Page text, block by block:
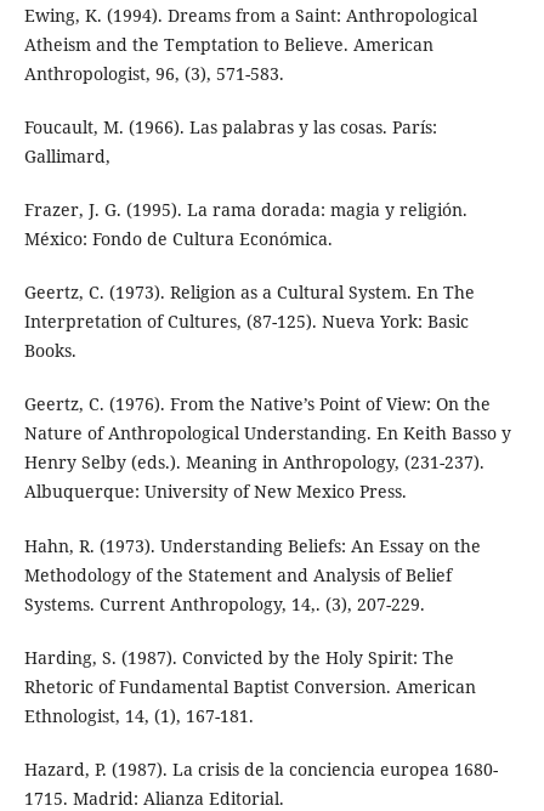
Ewing, K. (1994). Dreams from a Saint: Anthropological
Atheism and the Temptation to Believe. American
Anthropologist, 96, (3), 571-583.
Foucault, M. (1966). Las palabras y las cosas. París:
Gallimard,
Frazer, J. G. (1995). La rama dorada: magia y religión.
México: Fondo de Cultura Económica.
Geertz, C. (1973). Religion as a Cultural System. En The
Interpretation of Cultures, (87-125). Nueva York: Basic
Books.
Geertz, C. (1976). From the Native’s Point of View: On the
Nature of Anthropological Understanding. En Keith Basso y
Henry Selby (eds.). Meaning in Anthropology, (231-237).
Albuquerque: University of New Mexico Press.
Hahn, R. (1973). Understanding Beliefs: An Essay on the
Methodology of the Statement and Analysis of Belief
Systems. Current Anthropology, 14,. (3), 207-229.
Harding, S. (1987). Convicted by the Holy Spirit: The
Rhetoric of Fundamental Baptist Conversion. American
Ethnologist, 14, (1), 167-181.
Hazard, P. (1987). La crisis de la conciencia europea 1680-
1715. Madrid: Alianza Editorial.